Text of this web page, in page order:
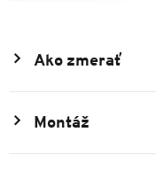
Ako zmerať
Montáž